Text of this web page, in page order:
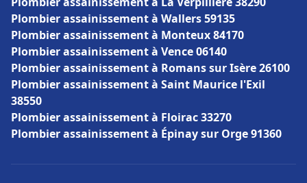
Plombier assainissement à Wallers 59135
Plombier assainissement à Monteux 84170
Plombier assainissement à Vence 06140
Plombier assainissement à Romans sur Isère 26100
Plombier assainissement à Saint Maurice l'Exil
38550
Plombier assainissement à Floirac 33270
Plombier assainissement à Épinay sur Orge 91360